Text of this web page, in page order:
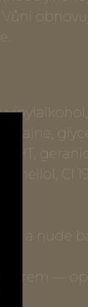
CI
a nude
vzorem —